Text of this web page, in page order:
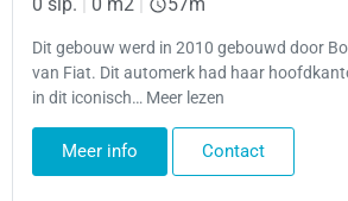
Dit gebouw werd in 2010 gebouwd door
van Fiat. Dit automerk had haar
in dit iconisch… Meer lezen
Meer info Contact